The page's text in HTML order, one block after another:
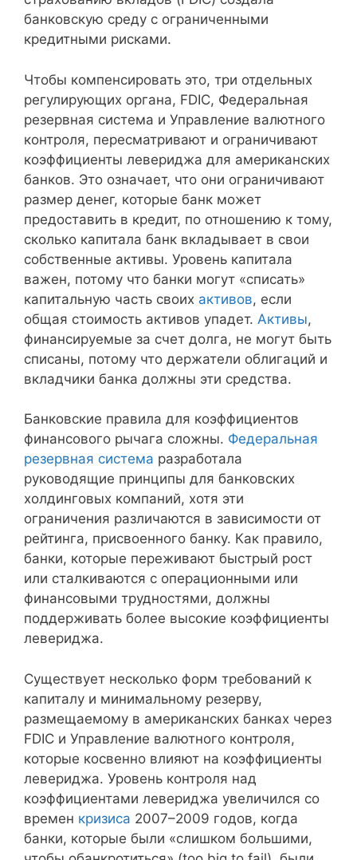
банковскую среду с ограниченными
кредитными рисками.
Чтобы компенсировать это, три отдельных
регулирующих органа, FDIC, Федеральная
резервная система и Управление валютного
контроля, пересматривают и ограничивают
коэффициенты левериджа для американских
банков. Это означает, что они ограничивают
размер денег, которые банк может
предоставить в кредит, по отношению к тому,
сколько капитала банк вкладывает в свои
собственные активы. Уровень капитала
важен, потому что банки могут «списать»
капитальную часть своих активов, если
общая стоимость активов упадет. Активы,
финансируемые за счет долга, не могут быть
списаны, потому что держатели облигаций и
вкладчики банка должны эти средства.
Банковские правила для коэффициентов
финансового рычага сложны. Федеральная
резервная система разработала
руководящие принципы для банковских
холдинговых компаний, хотя эти
ограничения различаются в зависимости от
рейтинга, присвоенного банку. Как правило,
банки, которые переживают быстрый рост
или сталкиваются с операционными или
финансовыми трудностями, должны
поддерживать более высокие коэффициенты
левериджа.
Существует несколько форм требований к
капиталу и минимальному резерву,
размещаемому в американских банках через
FDIC и Управление валютного контроля,
которые косвенно влияют на коэффициенты
левериджа. Уровень контроля над
коэффициентами левериджа увеличился со
времен кризиса 2007–2009 годов, когда
банки, которые были «слишком большими,